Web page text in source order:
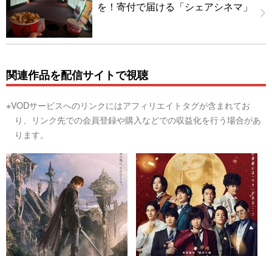
を！寄付で届ける「シェアシネマ」
関連作品を配信サイトで視聴
※VODサービスへのリンクにはアフィリエイトタグが含まれてお
り、リンク先での会員登録や購入などでの収益化を行う場合があ
ります。